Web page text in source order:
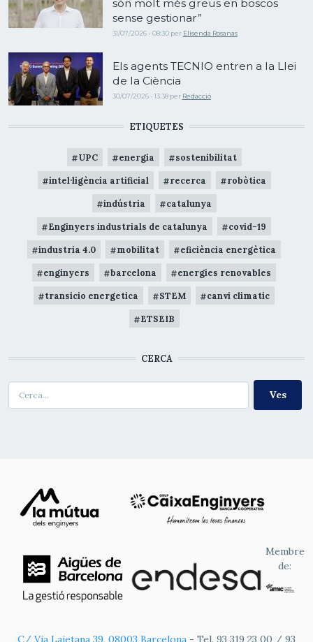
són molt més greus en boscos
sense gestionar”
31/07/2026 - 08:30 per Elisenda Rosanas
Els agents TECNIO entren a la Llei
de la Ciència
30/07/2026 - 13:38 per Redacció
ETIQUETES
UPC energia sostenibilitat
intel·ligència artificial recerca robòtica
indústria catalunya
Enginyers industrials de catalunya covid-19
industria 4.0 mobilitat eficiència energètica
enginyers barcelona energies renovables
transicio energetica STEM canvi climatic
ETSEIB
CERCA
Membre
de: